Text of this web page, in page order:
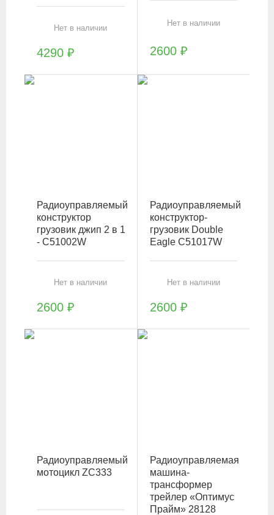
Нет в наличии
4290 ₽
Нет в наличии
2600 ₽
Радиоуправляемый
конструктор
грузовик джип 2 в 1
- C51002W
Нет в наличии
2600 ₽
Радиоуправляемый
конструктор-
грузовик Double
Eagle C51017W
Нет в наличии
2600 ₽
Радиоуправляемый
мотоцикл ZC333
Радиоуправляемая
машина-
трансформер
трейлер «Оптимус
Прайм» 28128